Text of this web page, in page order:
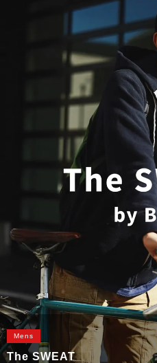
ヘンリーネックロングスリーブTシャツ
Mens
The SWEAT